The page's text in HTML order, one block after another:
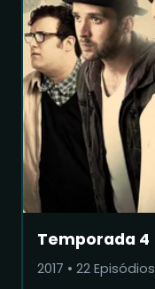
Temporada 4
2017 • 22 Episódios